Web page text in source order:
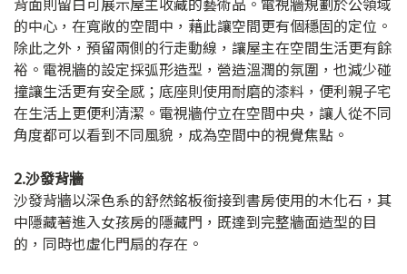
的中心，在寬敞的空間中，藉此讓空間更有個穩固的定位。
除此之外，預留兩側的行走動線，讓屋主在空間生活更有餘
裕。電視牆的設定採弧形造型，營造溫潤的氛圍，也減少碰
撞讓生活更有安全感；底座則使用耐磨的漆料，便利親子宅
在生活上更便利清潔。電視牆佇立在空間中央，讓人從不同
角度都可以看到不同風貌，成為空間中的視覺焦點。
2.沙發背牆
沙發背牆以深色系的舒然銘板銜接到書房使用的木化石，其
中隱藏著進入女孩房的隱藏門，既達到完整牆面造型的目
的，同時也虛化門扇的存在。